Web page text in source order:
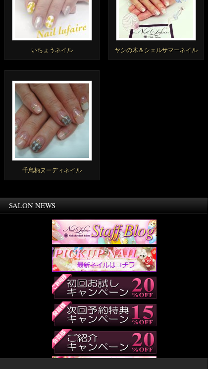
いちょうネイル ヤシの木＆シェルサマーネイル
千鳥柄ヌーディネイル
SALON NEWS